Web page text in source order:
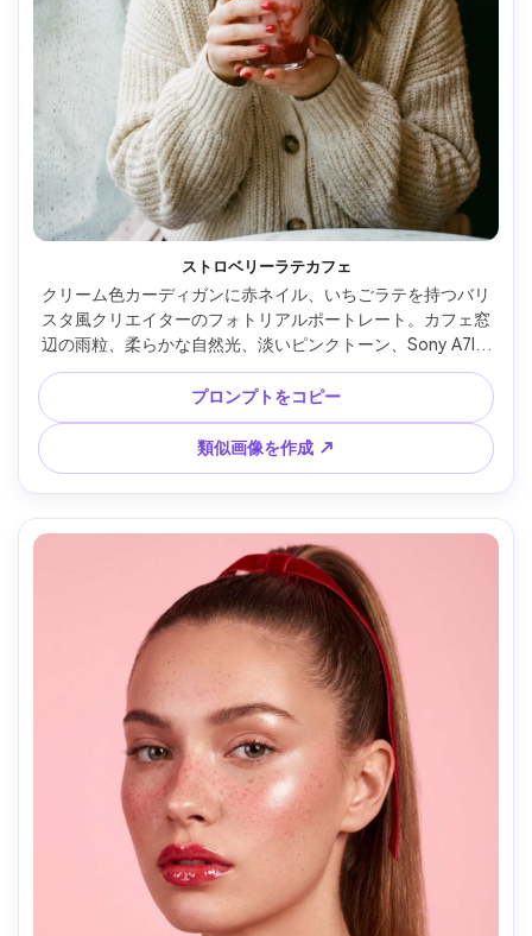
ストロベリーラテカフェ
クリーム色カーディガンに赤ネイル、いちごラテを持つバリ
スタ風クリエイターのフォトリアルポートレート。カフェ窓
辺の雨粒、柔らかな自然光、淡いピンクトーン、Sony A7IV
50mm f/1.4、クローズ構図、ボケた背景、落ち着いた居心
地、ウルトラリアルな質感とシャープなフォーカス --ar 4:5
プロンプトをコピー
類似画像を作成 ↗